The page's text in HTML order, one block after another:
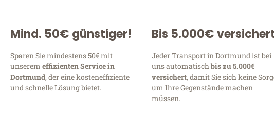
Mind. 50€ günstiger!
Sparen Sie mindestens 50€ mit
unserem effizienten Service in
Dortmund, der eine kosteneffiziente
und schnelle Lösung bietet.
Bis 5.000€
Jeder Transport in Dortmund ist bei
uns automatischbis zu 5.000€
versichert, damit Sie sich keine
um Ihre Gegenstände machen
müssen.